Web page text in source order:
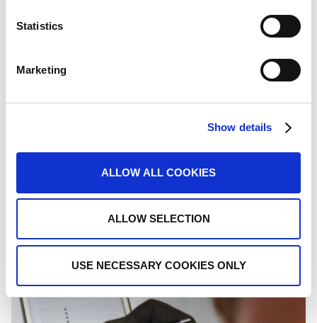
Statistics
Marketing
Show details
ALLOW ALL COOKIES
ALLOW SELECTION
USE NECESSARY COOKIES ONLY
ΠΡΑΣΙΝΗ ΤΕΧΝΟΛΟΓΙΑ